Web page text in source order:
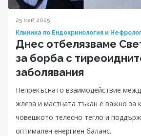
25 май 2025
Клиника по Ендокринология и
Днес отбелязваме
за борба с
заболявания
Непрекъснато взаимодействие
жлеза и мастната тъкан е важно за
човешкото телесно тегло и
оптимален енергиен баланс.